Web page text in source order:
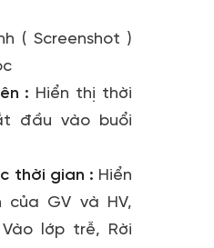
( Screenshot )
: Hiển thị thời
đầu vào buổi
thời gian : Hiển
GV và HV,
lớp trễ, Rời